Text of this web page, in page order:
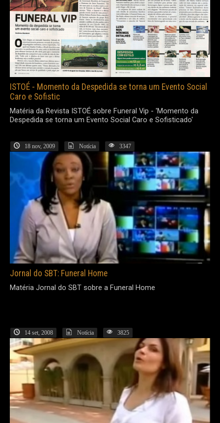
ISTOÉ - Momento da Despedida se torna um Evento Social
Caro e Sofistic
Matéria da Revista ISTOÉ sobre Funeral Vip - 'Momento da
Despedida se torna um Evento Social Caro e Sofisticado'
18 nov, 2009 Notícia 3347
Jornal do SBT: Funeral Home
Matéria Jornal do SBT sobre a Funeral Home
14 set, 2008 Notícia 3825